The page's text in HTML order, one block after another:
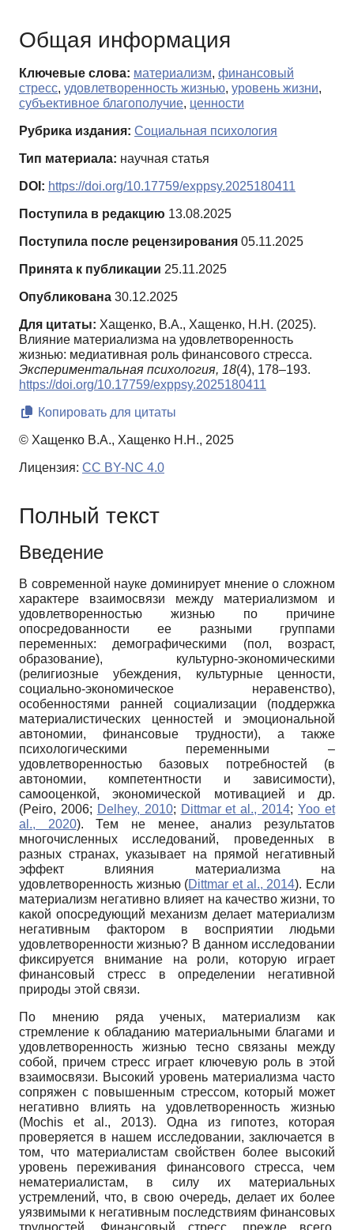
Общая информация
Ключевые слова: материализм, финансовый
стресс, удовлетворенность жизнью, уровень жизни,
субъективное благополучие, ценности
Рубрика издания: Социальная психология
Тип материала: научная статья
DOI: https://doi.org/10.17759/exppsy.2025180411
Поступила в редакцию 13.08.2025
Поступила после рецензирования 05.11.2025
Принята к публикации 25.11.2025
Опубликована 30.12.2025
Для цитаты: Хащенко, В.А., Хащенко, Н.Н. (2025).
Влияние материализма на удовлетворенность
жизнью: медиативная роль финансового стресса.
Экспериментальная психология, 18(4), 178–193.
https://doi.org/10.17759/exppsy.2025180411
Копировать для цитаты
© Хащенко В.А., Хащенко Н.Н., 2025
Лицензия: CC BY-NC 4.0
Полный текст
Введение
В современной науке доминирует мнение о сложном
характере взаимосвязи между материализмом и
удовлетворенностью жизнью по причине
опосредованности ее разными группами
переменных: демографическими (пол, возраст,
образование), культурно-экономическими
(религиозные убеждения, культурные ценности,
социально-экономическое неравенство),
особенностями ранней социализации (поддержка
материалистических ценностей и эмоциональной
автономии, финансовые трудности), а также
психологическими переменными ‒
удовлетворенностью базовых потребностей (в
автономии, компетентности и зависимости),
самооценкой, экономической мотивацией и др.
(Peiro, 2006; Delhey, 2010; Dittmar et al., 2014;Yoo et
al., 2020). Тем не менее, анализ результатов
многочисленных исследований, проведенных в
разных странах, указывает на прямой негативный
эффект влияния материализма на
удовлетворенность жизнью (Dittmar et al., 2014). Если
материализм негативно влияет на качество жизни, то
какой опосредующий механизм делает материализм
негативным фактором в восприятии людьми
удовлетворенности жизнью? В данном исследовании
фиксируется внимание на роли, которую играет
финансовый стресс в определении негативной
природы этой связи.
По мнению ряда ученых, материализм как
стремление к обладанию материальными благами и
удовлетворенность жизнью тесно связаны между
собой, причем стресс играет ключевую роль в этой
взаимосвязи. Высокий уровень материализма часто
сопряжен с повышенным стрессом, который может
негативно влиять на удовлетворенность жизнью
(Mochis et al., 2013). Одна из гипотез, которая
проверяется в нашем исследовании, заключается в
том, что материалистам свойствен более высокий
уровень переживания финансового стресса, чем
нематериалистам, в силу их материальных
устремлений, что, в свою очередь, делает их более
уязвимыми к негативным последствиям финансовых
трудностей. Финансовый стресс, прежде всего,